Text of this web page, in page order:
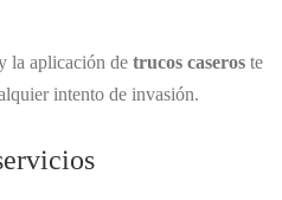
la aplicación de trucos caseros te
intento de invasión.